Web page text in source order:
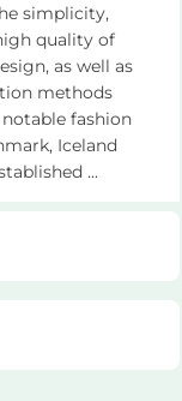
simplicity,
quality of
as well as
methods
fashion
Iceland
...